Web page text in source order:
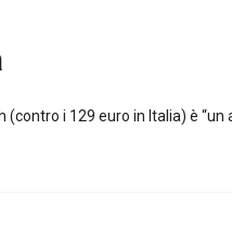
(contro i 129 euro in Italia) è